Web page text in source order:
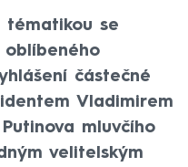
tématikou se
oblíbeného
částečné
Vladimirem
mluvčího
velitelským